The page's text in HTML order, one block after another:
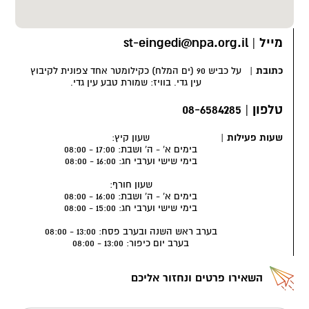
סוד האפרסמון
"כל מי שגורם מחלוקת בין איש לחברו, או אומר לשון הרע על חברו
זה שעיניו משוטטות בכל הארץ ורואה את הנסתרות – הוא ייתן את פניו
באיש ההוא ובזרעו ויעקור אותו מתחת השמים. ויאמרו כל העם אמן
ואמן סלה".
תחקק על רצפת בית הכנסת?
לא מדובר בפרי הכתום שאנחנו מכירים היום בשם זה, למעשה
החוקרים עדיין לא בטוחים מהו הצמח המסתורי. אנחנו כן יודעים
שמצמח זה הפיקו את הבושם היקר והנדיר ביותר של העת העתיקה.
בשמו. כאשר מרקוס אנטוניוס רצה להוכיח לקליאופטרה את אהבתו,
הוא העניק לה במתנה את מטעי האפרסמון ביריחו.
בתלמוד הבבלי מסופר שהעשירים היו מחביאים את רכושם היקר יחד
עם שמן האפרסמון, וגנבים בעלי חוש ריח מפותח יכלו למצוא כך את
מייל |
st-eingedi@npa.org.il
כתובת |
על כביש 90 (ים המלח) כקילומטר אחד צפונית לקיבוץ
עין גדי. בוויז: שמורת טבע עין גדי.
טלפון |
08-6584285
שעות פעילות |
שעון קיץ:
בימים א' - ה' ושבת: 17:00 - 08:00
בימי שישי וערבי חג: 16:00 - 08:00
שעון חורף:
בימים א' - ה' ושבת: 16:00 - 08:00
בימי שישי וערבי חג: 15:00 - 08:00
בערב ראש השנה ובערב פסח: 13:00 - 08:00
בערב יום כיפור: 13:00 - 08:00
השאירו פרטים ונחזור אליכם